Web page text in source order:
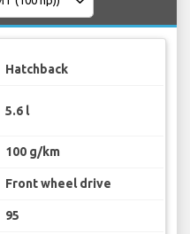
Hatchback
5.6 l
100 g/km
Front wheel drive
95